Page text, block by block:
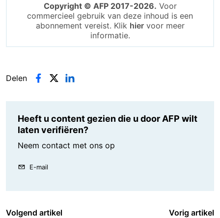
Copyright © AFP 2017-2026. Voor
commercieel gebruik van deze inhoud is een
abonnement vereist. Klik hiervoor meer
informatie.
Delen
Heeft u content gezien die u door AFP wilt
laten verifiëren?
Neem contact met ons op
E-mail
Volgend artikel Vorig artikel